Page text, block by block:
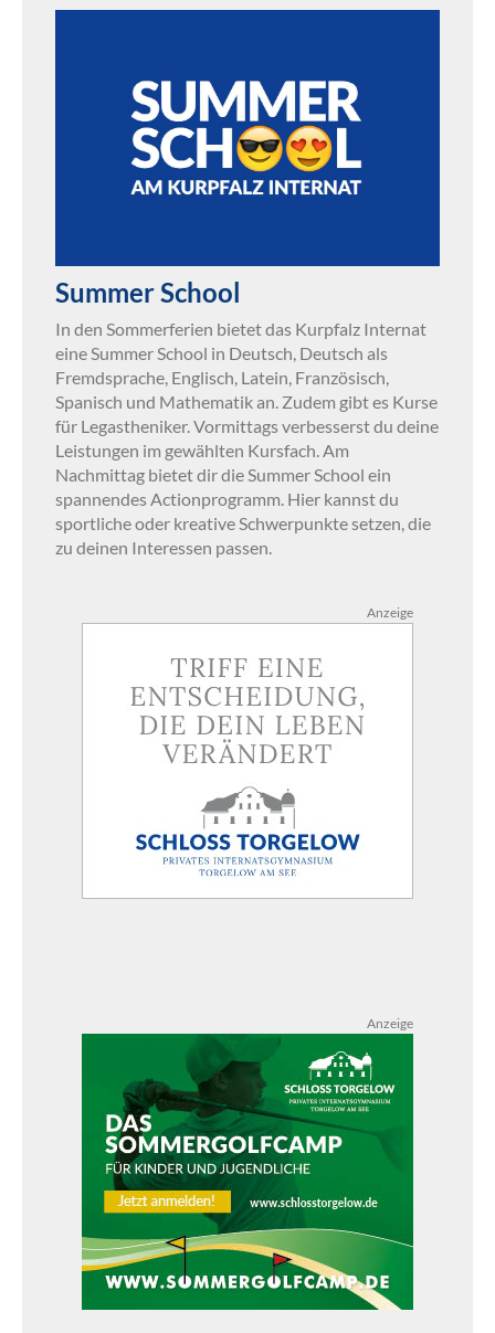
Summer School
In den Sommerferien bietet das Kurpfalz Internat
eine Summer School in Deutsch, Deutsch als
Fremdsprache, Englisch, Latein, Französisch,
Spanisch und Mathematik an. Zudem gibt es Kurse
für Legastheniker. Vormittags verbesserst du deine
Leistungen im gewählten Kursfach. Am
Nachmittag bietet dir die Summer School ein
spannendes Actionprogramm. Hier kannst du
sportliche oder kreative Schwerpunkte setzen, die
zu deinen Interessen passen.
Anzeige
Anzeige